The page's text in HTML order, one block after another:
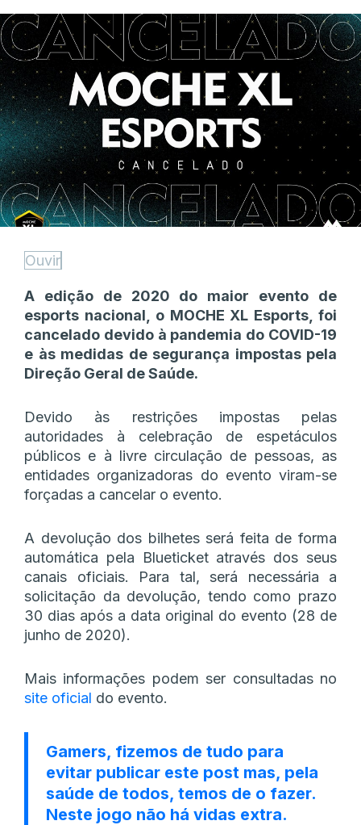
Ouvir
A edição de 2020 do maior evento de
esports nacional, o MOCHE XL Esports, foi
cancelado devido à pandemia do COVID-19
e às medidas de segurança impostas pela
Direção Geral de Saúde.
Devido às restrições impostas pelas
autoridades à celebração de espetáculos
públicos e à livre circulação de pessoas, as
entidades organizadoras do evento viram-se
forçadas a cancelar o evento.
A devolução dos bilhetes será feita de forma
automática pela Blueticket através dos seus
canais oficiais. Para tal, será necessária a
solicitação da devolução, tendo como prazo
30 dias após a data original do evento (28 de
junho de 2020).
Mais informações podem ser consultadas no
site oficial do evento.
Gamers, fizemos de tudo para
evitar publicar este post mas, pela
saúde de todos, temos de o fazer.
Neste jogo não há vidas extra.